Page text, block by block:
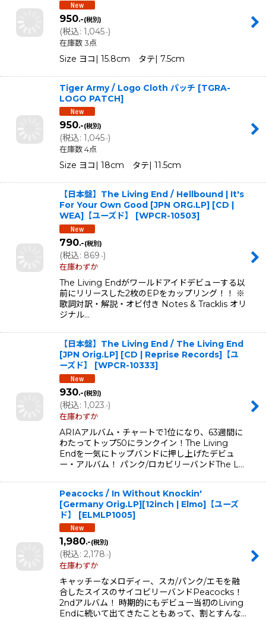
950.-(税別)
(税込: 1,045.-)
在庫数 3点
Size ヨコ| 15.8cm タテ| 7.5cm
Tiger Army / Logo Cloth パッチ [TGRA-
LOGO PATCH]
950.-(税別)
(税込: 1,045.-)
在庫数 4点
Size ヨコ| 18cm タテ| 11.5cm
【日本盤】The Living End / Hellbound | It's
For Your Own Good [JPN ORG.LP] [CD |
WEA]【ユーズド】
[WPCR-10503]
790.-(税別)
(税込: 869.-)
在庫わずか
The Living Endがワールドアイドデビューする以
前にリリースした2枚のEPをカップリング！！ ※
歌詞対訳・解説・オビ付き Notes & Tracklis オリ
ジナル…
【日本盤】The Living End / The Living End
[JPN Orig.LP] [CD | Reprise Records]【ユ
ーズド】
[WPCR-10333]
930.-(税別)
(税込: 1,023.-)
在庫わずか
ARIAアルバム・チャートで1位になり、63週間に
わたってトップ50にランクイン！The Living
Endを一気にトップバンドに押し上げたデビュ
ー・アルバム！ パンク/ロカビリーバンドThe L…
Peacocks / In Without Knockin'
[Germany Orig.LP][12inch | Elmo]【ユーズ
ド】
[ELMLP1005]
1,980.-(税別)
(税込: 2,178.-)
在庫わずか
キャッチーなメロディー、スカ/パンク/エモを融
合したスイスのサイコビリーバンドPeacocks！
2ndアルバム！ 時期的にもデビュー当初のLiving
Endに続いて出てきたこともあって、割とすんな…